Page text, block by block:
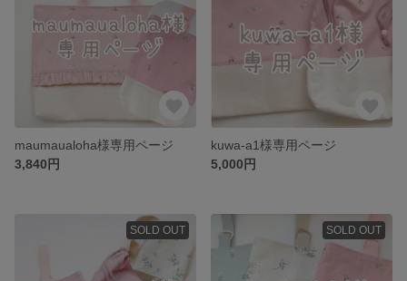
maumaualoha様専用ページ
3,840円
kuwa-a1様専用ページ
5,000円
SOLD OUT SOLD OUT